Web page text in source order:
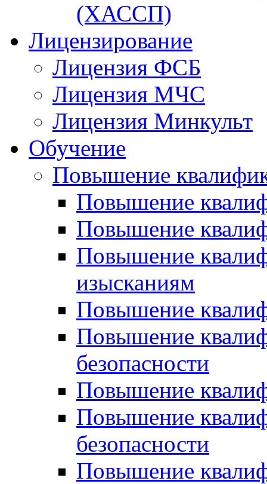
(ХАССП)
Лицензирование
Лицензия ФСБ
Лицензия МЧС
Лицензия Минкульт
Обучение
Повышение
Повышение
Повышение
Повышение
изысканиям
Повышение
Повышение
безопасности
Повышение
Повышение
безопасности
Повышение